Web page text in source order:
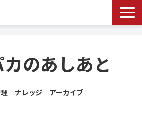
お役立ち記事
記事カテゴリ一覧
お客様事例
のあしあと
理 ナレッジ アーカイブ